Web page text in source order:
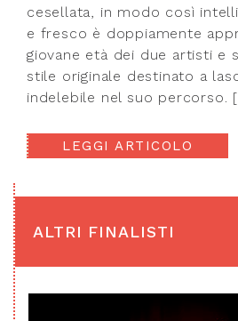
cesellata, in modo così
e fresco è doppiamente
giovane età dei due artisti e
stile originale destinato a
indelebile nel suo percorso.
LEGGI ARTICOLO
ALTRI FINALISTI